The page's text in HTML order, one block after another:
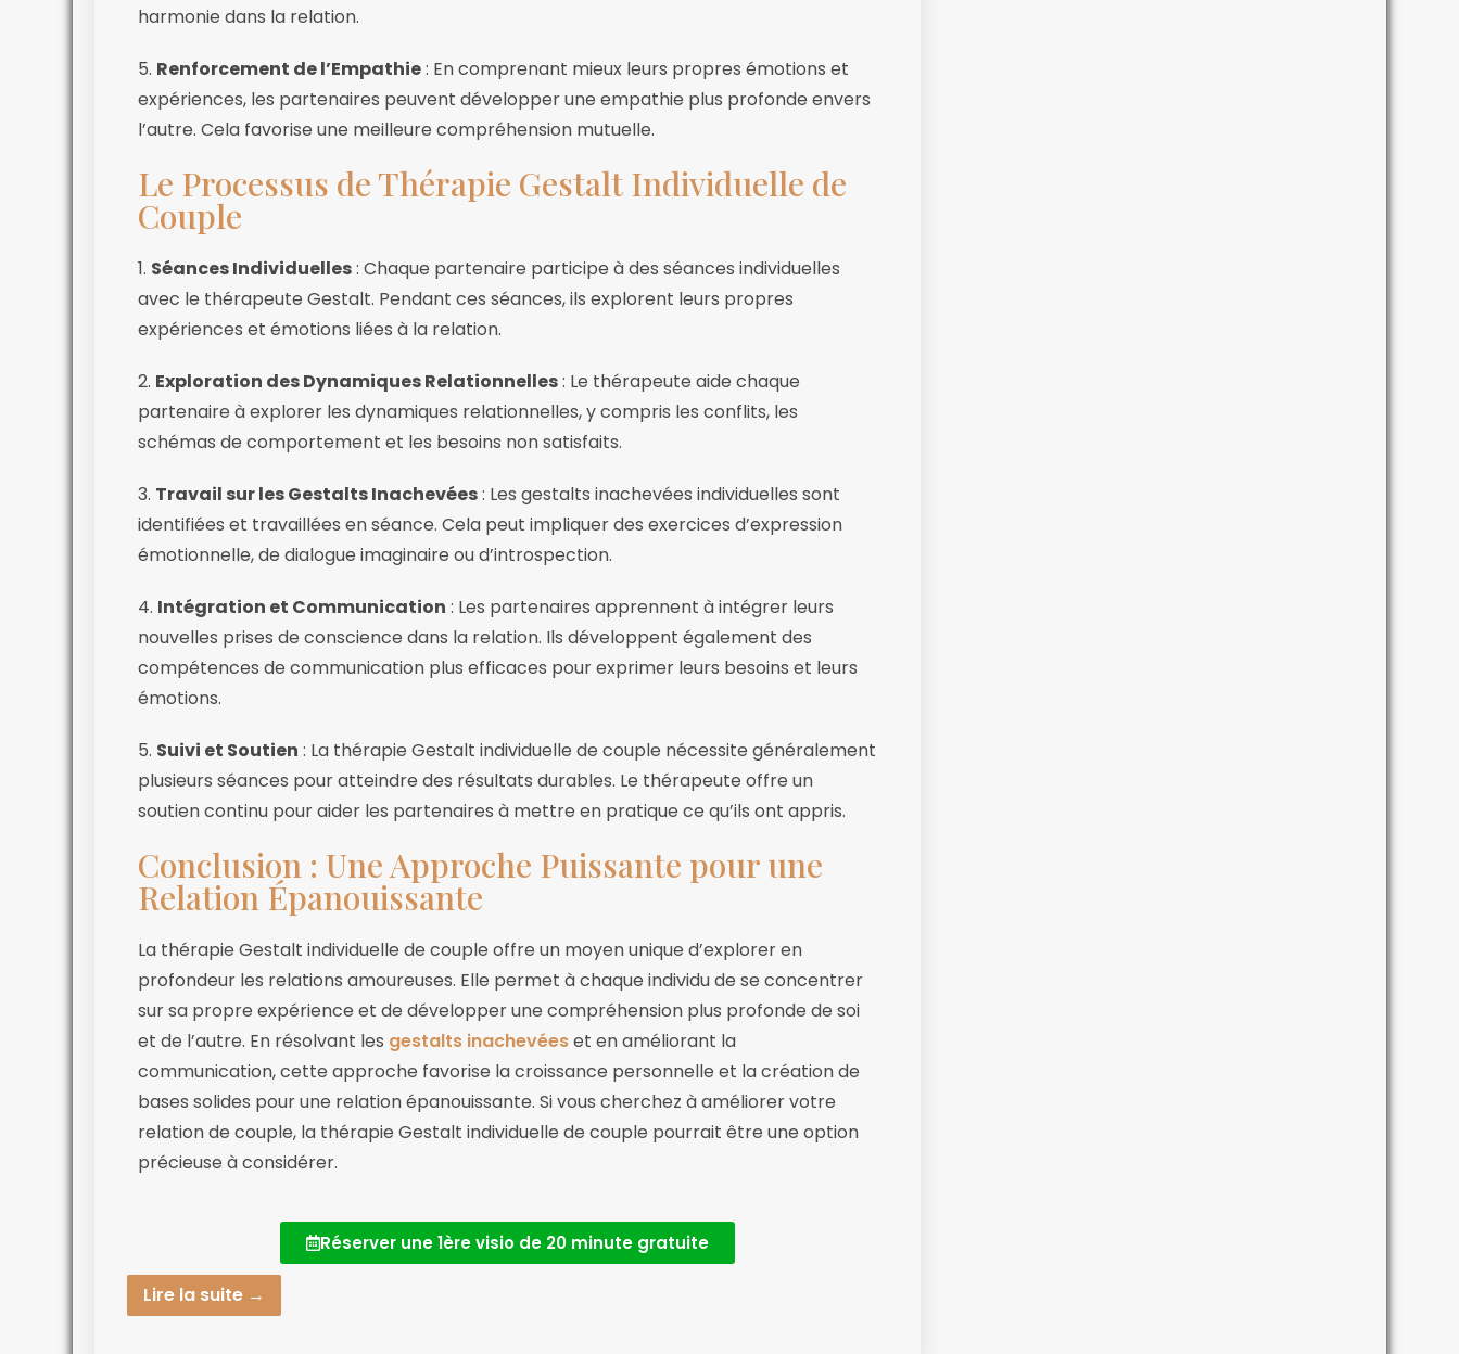
harmonie dans la relation.
5. Renforcement de l’Empathie: En comprenant mieux leurs propres émotions et
expériences, les partenaires peuvent développer une empathie plus profonde envers
l’autre. Cela favorise une meilleure compréhension mutuelle.
Le Processus de Thérapie Gestalt Individuelle de
Couple
1. Séances Individuelles: Chaque partenaire participe à des séances individuelles
avec le thérapeute Gestalt. Pendant ces séances, ils explorent leurs propres
expériences et émotions liées à la relation.
2. Exploration des Dynamiques Relationnelles: Le thérapeute aide chaque
partenaire à explorer les dynamiques relationnelles, y compris les conflits, les
schémas de comportement et les besoins non satisfaits.
3. Travail sur les Gestalts Inachevées: Les gestalts inachevées individuelles sont
identifiées et travaillées en séance. Cela peut impliquer des exercices d’expression
émotionnelle, de dialogue imaginaire ou d’introspection.
4. Intégration et Communication : Les partenaires apprennent à intégrer leurs
nouvelles prises de conscience dans la relation. Ils développent également des
compétences de communication plus efficaces pour exprimer leurs besoins et leurs
émotions.
5. Suivi et Soutien : La thérapie Gestalt individuelle de couple nécessite généralement
plusieurs séances pour atteindre des résultats durables. Le thérapeute offre un
soutien continu pour aider les partenaires à mettre en pratique ce qu’ils ont appris.
Conclusion : Une Approche Puissante pour une
Relation Épanouissante
La thérapie Gestalt individuelle de couple offre un moyen unique d’explorer en
profondeur les relations amoureuses. Elle permet à chaque individu de se concentrer
sur sa propre expérience et de développer une compréhension plus profonde de soi
et de l’autre. En résolvant les gestalts inachevéeset en améliorant la
communication, cette approche favorise la croissance personnelle et la création de
bases solides pour une relation épanouissante. Si vous cherchez à améliorer votre
relation de couple, la thérapie Gestalt individuelle de couple pourrait être une option
précieuse à considérer.
Réserver une 1ère visio de 20 minute gratuite
Lire la suite →